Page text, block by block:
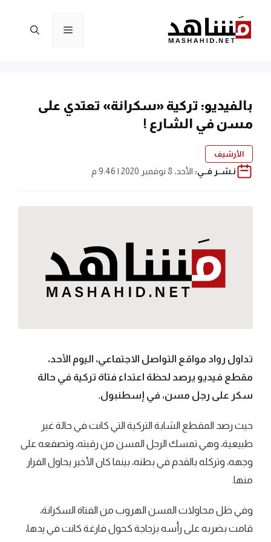
المحتوى
القائمة
بالفيديو: تركية «سكرانة» تعتدي على
مسن في الشارع !
الأرشيف
نـشــر فــي: الأحد، 8 نوفمبر 2020 | 9:46 م
تداول رواد مواقع التواصل الاجتماعي، اليوم الأحد،
مقطع فيديو يرصد لحظة اعتداء فتاة تركية في حالة
سكر على رجل مسن، في إسطنبول.
حيث رصد المقطع الشابة التركية التي كانت في حالة غير
طبيعية، وهي تمسك الرجل المسن من رقبته، وتصفعه على
وجهه، وتركله بالقدم في بطنه، بينما كان الأخير يحاول الفرار
منها.
وفي ظل محاولات المسن الهروب من الفتاة السكرانة،
قامت بضربه على رأسه بزجاجة كحول فارغة كانت في يدها،